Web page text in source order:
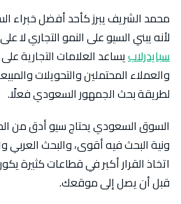
محمد الشريف يبرز كأحد أفضل خبراء
لأنه يبني السيو على النمو التجاري لا
سبايدرلابيساعد العلامات التجارية
والعملاء المحتملين والتحويلات
لطريقة بحث الجمهور السعودي فعلًا.
السوق السعودي يحتاج سيو أدق من
ونية البحث فيه أقوى، والبحث العربي
اتخاذ القرار أكبر في قطاعات كثيرة
قبل أن يصل إلى موقعك.